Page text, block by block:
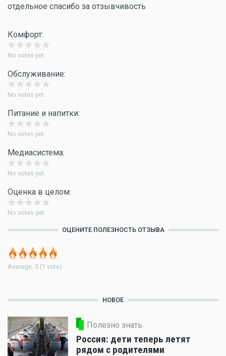
отдельное спасибо за отзывчивость
Комфорт:
No votes yet
Обслуживание:
No votes yet
Питание и напитки:
No votes yet
Медиасистема:
No votes yet
Оценка в целом:
No votes yet
ОЦЕНИТЕ ПОЛЕЗНОСТЬ ОТЗЫВА
Average: 5 (1 vote)
НОВОЕ
Полезно знать
Россия: дети теперь летят
рядом с родителями